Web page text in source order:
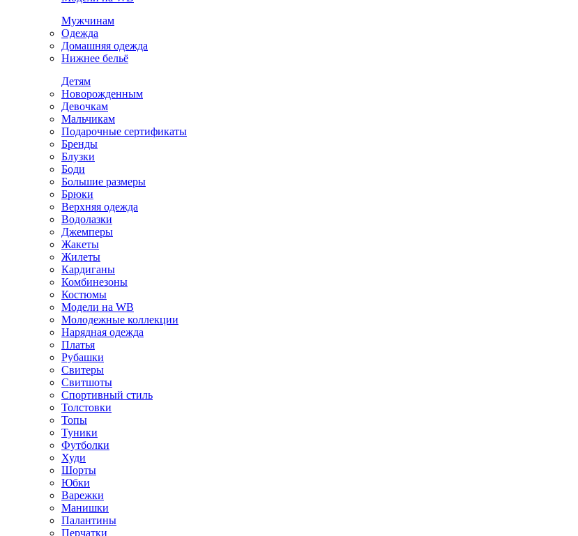
Мужчинам
Одежда
Домашняя одежда
Нижнее бельё
Детям
Новорожденным
Девочкам
Мальчикам
Подарочные сертификаты
Бренды
Блузки
Боди
Большие размеры
Брюки
Верхняя одежда
Водолазки
Джемперы
Жакеты
Жилеты
Кардиганы
Комбинезоны
Костюмы
Модели на WB
Молодежные коллекции
Нарядная одежда
Платья
Рубашки
Свитеры
Свитшоты
Спортивный стиль
Толстовки
Топы
Туники
Футболки
Худи
Шорты
Юбки
Варежки
Манишки
Палантины
Перчатки